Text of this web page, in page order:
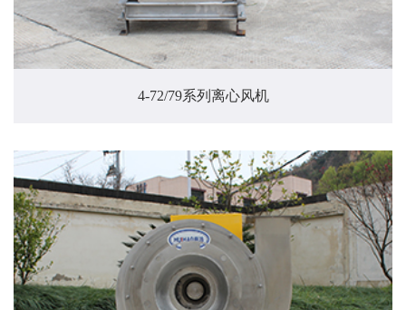
4-72/79系列离心风机